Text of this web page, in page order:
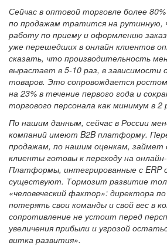
Сейчас в оптовой торговле более
по продажам тратится на рутинную,
работу по приему и оформлению
уже перешедших в онлайн клиентов
сказать, что производительность
вырастает в 5-10 раз, в зависимости
товаров. Это сопровождается
на 23% в течение первого года и
торгового персонала как минимум в 2
По нашим данным, сейчас в России
компаний имеют B2B платформу.
продажам, по нашим оценкам,
клиенты готовы к переходу на
Платформы, интегрированные с ERP
существуют. Тормозит развитие
«человеческий фактор»: директора
потерять свои команды и свой вес в
сопротивление не устоит перед
увеличения прибыли и угрозой
витка развития».